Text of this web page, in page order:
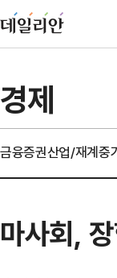
경제
금융증권산업/재계중
마사회,